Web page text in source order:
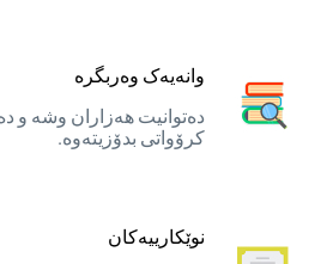
وانەیەک وەربگرە
دەتوانیت هەزاران وشە و
کرۆواتی بدۆزیتەوە.
نوێکارییەکان